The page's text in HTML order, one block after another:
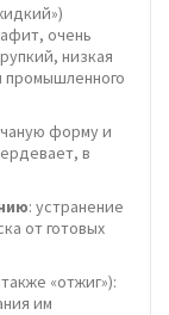
очень
низкая
промышленного
форму и
в
: устранение
от готовых
«отжиг»):
им